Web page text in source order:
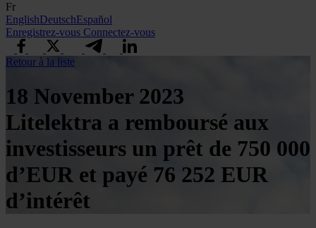
Fr
EnglishDeutschEspañol
Enregistrez-vous Connectez-vous
Retour à la liste
18 November 2023
Litelektra a remboursé aux
investisseurs un prêt de 750 000
d’EUR et payé 76 252 EUR
d’intérêt